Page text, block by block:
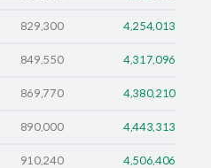
829,300 4,254,013
849,550 4,317,096
869,770 4,380,210
890,000 4,443,313
910,240 4,506,406